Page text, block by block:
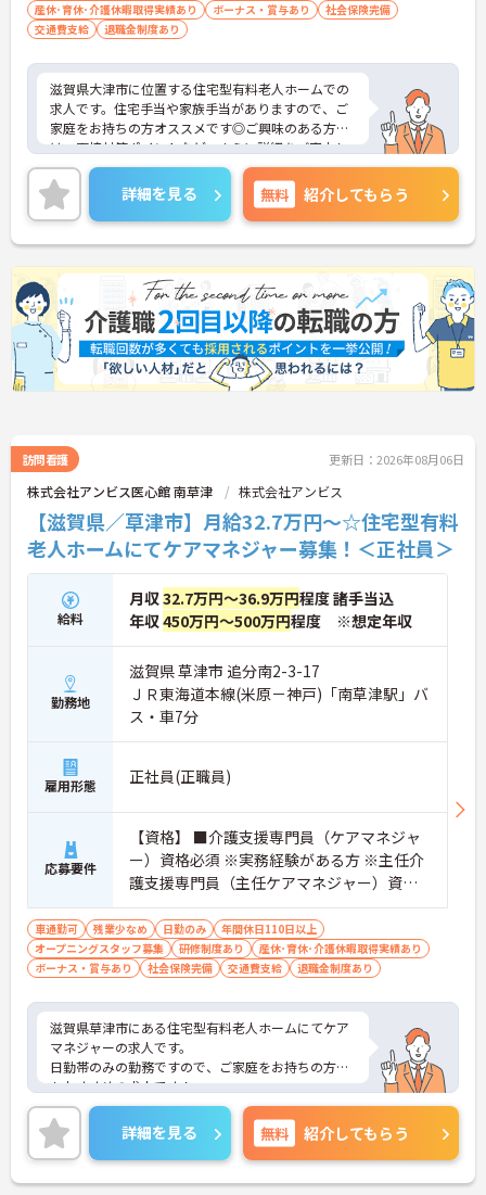
産休･育休･介護休暇取得実績あり
ボーナス・賞与あり
社会保険完備
交通費支給
退職金制度あり
滋賀県大津市に位置する住宅型有料老人ホームでの
求人です。住宅手当や家族手当がありますので、ご
家庭をお持ちの方オススメです◎ご興味のある方に
は、面接対策ポイントなど、さらに詳細をご案内し
ますのでお気軽にご相談ください！
詳細を見る 無料 紹介してもらう
訪問看護 更新日：2026年08月06日
株式会社アンビス医心館 南草津 株式会社アンビス
【滋賀県／草津市】月給32.7万円～☆住宅型有料
老人ホームにてケアマネジャー募集！＜正社員＞
給料
月収32.7万円～36.9万円程度 諸手当込
年収450万円～500万円程度 ※想定年収
勤務地
滋賀県 草津市 追分南2-3-17
ＪＲ東海道本線(米原－神戸)「南草津駅」バ
ス・車7分
雇用形態 正社員(正職員)
応募要件
【資格】 ■介護支援専門員（ケアマネジャ
ー）資格必須 ※実務経験がある方 ※主任介
護支援専門員（主任ケアマネジャー）資
格 歓迎
車通勤可 残業少なめ 日勤のみ
年間休日110日以上
オープニングスタッフ募集
研修制度あり
産休･育休･介護休暇取得実績あり
ボーナス・賞与あり
社会保険完備 交通費支給 退職金制度あり
滋賀県草津市にある住宅型有料老人ホームにてケア
マネジャーの求人です。
日勤帯のみの勤務ですので、ご家庭をお持ちの方に
もおすすめの求人です！
賞与は計3.0ヶ月分の支給実績がございますので、高
いモチベーションを保ちながらご勤務出来ます！
ご興味ある方には、面接対策ポイントなど、さらに
詳細をお話しいたしますのでお気軽にご相談くださ
い！
詳細を見る 無料 紹介してもらう